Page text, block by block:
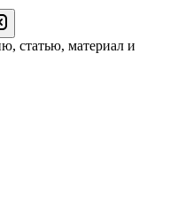
статью, материал и